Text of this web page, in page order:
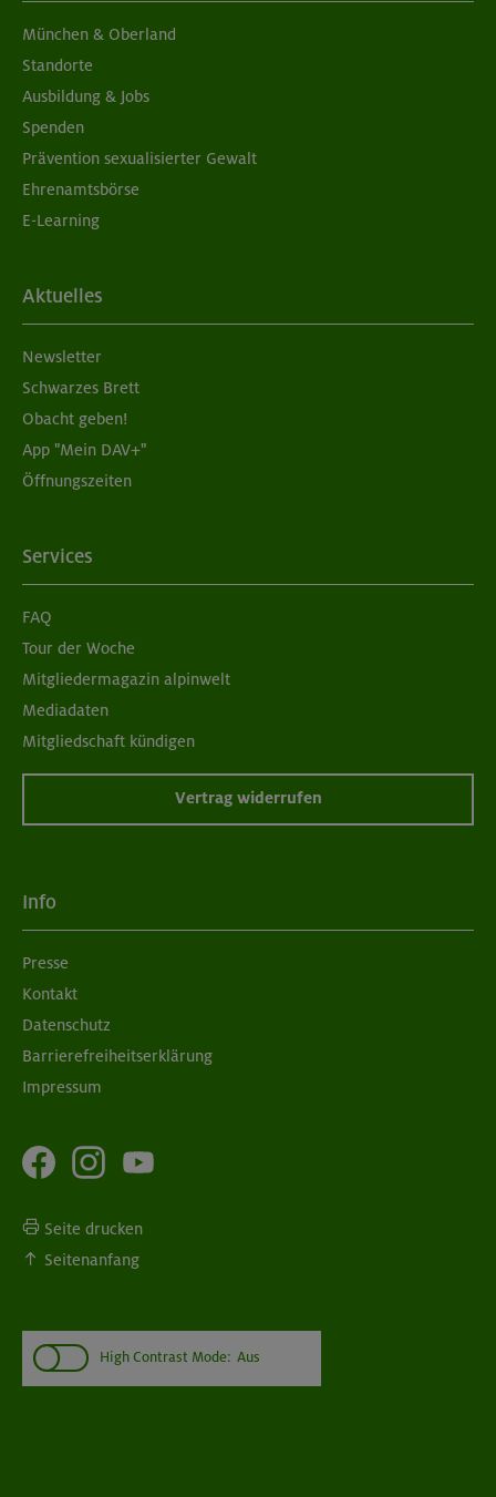
München & Oberland
Standorte
Ausbildung & Jobs
Spenden
Prävention sexualisierter Gewalt
Ehrenamtsbörse
E-Learning
Aktuelles
Newsletter
Schwarzes Brett
Obacht geben!
App "Mein DAV+"
Öffnungszeiten
Services
FAQ
Tour der Woche
Mitgliedermagazin alpinwelt
Mediadaten
Mitgliedschaft kündigen
Vertrag widerrufen
Info
Presse
Kontakt
Datenschutz
Barrierefreiheitserklärung
Impressum
Seite drucken
Seitenanfang
High Contrast Mode: Aus